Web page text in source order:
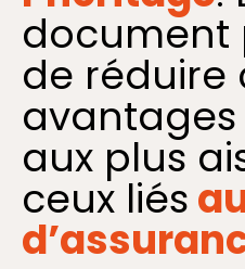
document
de réduire
aux plus
ceux liés